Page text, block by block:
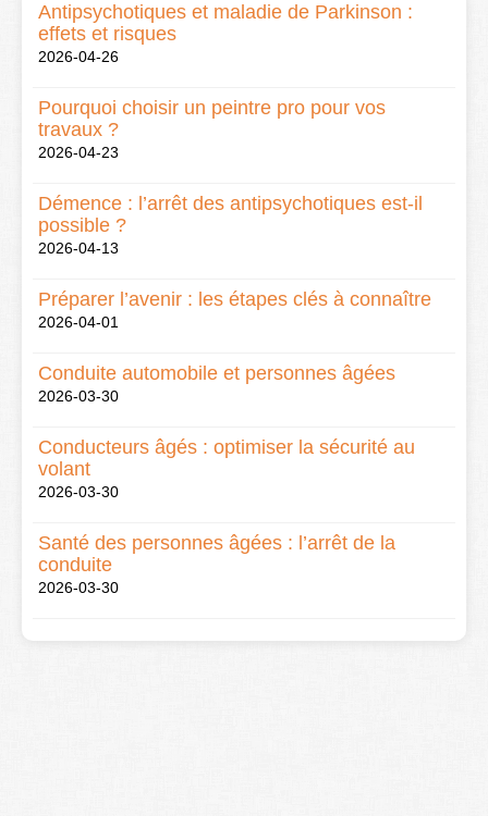
Antipsychotiques et maladie de Parkinson :
effets et risques
2026-04-26
Pourquoi choisir un peintre pro pour vos
travaux ?
2026-04-23
Démence : l’arrêt des antipsychotiques est-il
possible ?
2026-04-13
Préparer l’avenir : les étapes clés à connaître
2026-04-01
Conduite automobile et personnes âgées
2026-03-30
Conducteurs âgés : optimiser la sécurité au
volant
2026-03-30
Santé des personnes âgées : l’arrêt de la
conduite
2026-03-30